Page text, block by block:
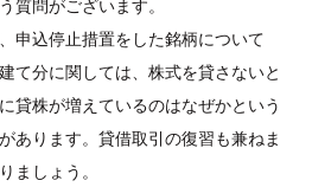
質問がございます。
申込停止措置をした銘柄について
て分に関しては、株式を貸さないと
貸株が増えているのはなぜかという
あります。貸借取引の復習も兼ねま
ましょう。